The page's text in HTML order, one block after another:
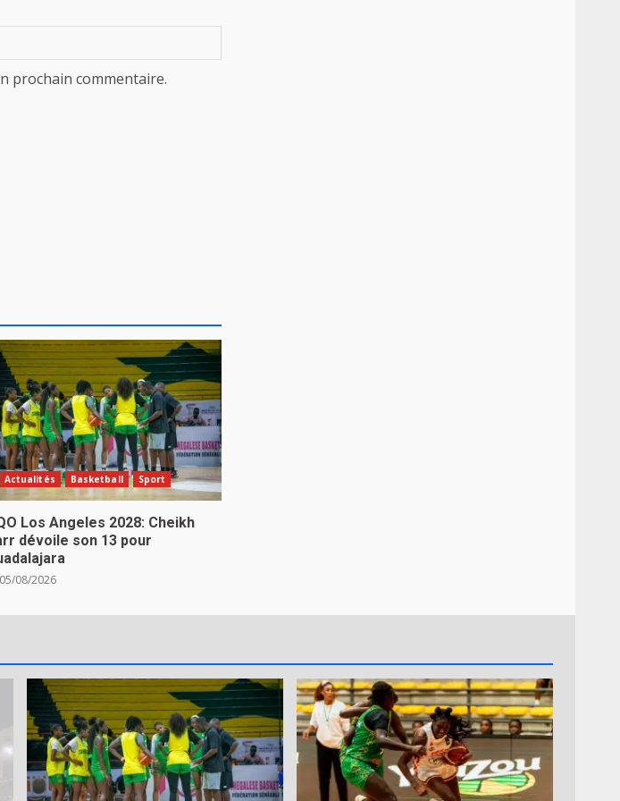
prochain commentaire.
Actualités Basketball Sport
Los Angeles 2028: Cheikh
dévoile son 13 pour
05/08/2026